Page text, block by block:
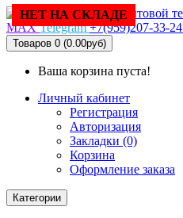
MAXTelegram+7(959)207-33-24
Товаров 0 (0.00руб)
Ваша корзина пуста!
Личный кабинет
Регистрация
Авторизация
Закладки (0)
Корзина
Оформление заказа
Категории
НЕТ НА СКЛАДЕ